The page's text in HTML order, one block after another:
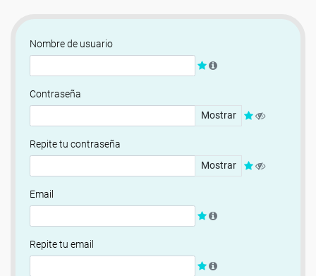
Nombre de usuario
Contraseña
Mostrar
Repite tu contraseña
Mostrar
Email
Repite tu email